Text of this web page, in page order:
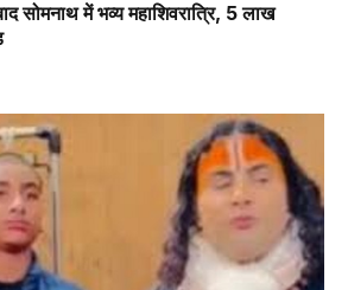
सोमनाथ में भव्य महाशिवरात्रि, 5 लाख